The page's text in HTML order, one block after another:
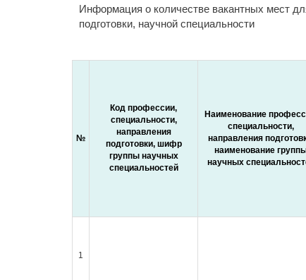
Информация о количестве вакантных мест
подготовки, научной специальности
№
Код профессии,
специальности,
направления
подготовки, шифр
группы научных
специальностей
Наименование
специальности,
направления
наименование
научных
1